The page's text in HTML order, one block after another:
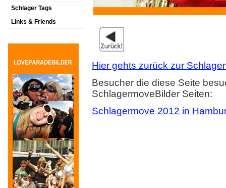
Schlager Tags
Links & Friends
Hier gehts zurück zur
Besucher die diese Seite
SchlagermoveBilder Seiten:
Schlagermove 2012 in